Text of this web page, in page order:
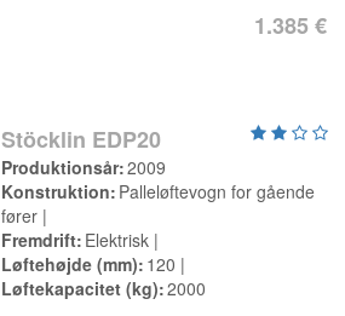
1.385 €
Stöcklin EDP20
Produktionsår 2009
Konstruktion Palleløftevogn for gående
fører
Fremdrift Elektrisk
Løftehøjde (mm) 120
Løftekapacitet (kg) 2000